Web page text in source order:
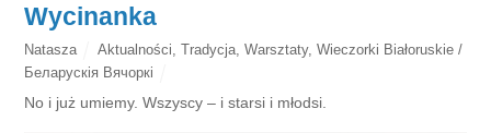
Wycinanka
Natasza Aktualności Tradycja Warsztaty, Wieczorki Białoruskie /
Беларускія Вячоркі
No i już umiemy. Wszyscy – i starsi i młodsi.